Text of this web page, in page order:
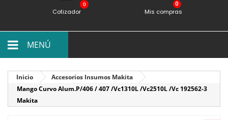
0
Cotizador Mis compras
MENÚ
Inicio
Accesorios Insumos Makita
Mango Curvo Alum.P/406 / 407 /Vc1310L /Vc2510L /Vc 192562-3
Makita